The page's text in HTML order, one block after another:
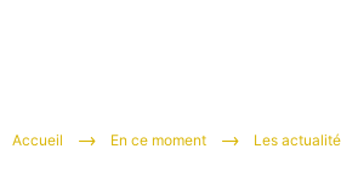
Tourisme
Accueil En ce moment Les